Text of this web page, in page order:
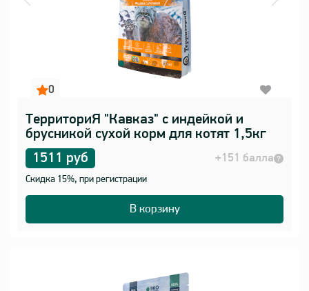
0
ТерриториЯ "Кавказ" с индейкой и
брусникой сухой корм для котят 1,5кг
1511 руб
+151 балла
Скидка 15%, при регистрации
В корзину